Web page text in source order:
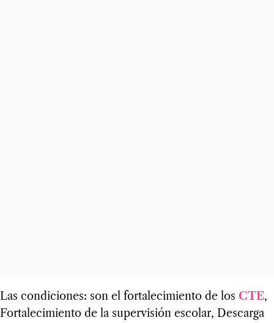
Las condiciones: son el fortalecimiento de los CTE,
Fortalecimiento de la supervisión escolar, Descarga